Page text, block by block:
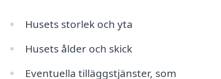
Husets storlek och yta
Husets ålder och skick
Eventuella tilläggstjänster, som